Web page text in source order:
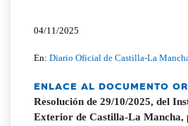
04/11/2025
En:Diario Oficial de Castilla-La
ENLACE AL DOCUMENTO
Resolución de 29/10/2025, del
Exterior de Castilla-La Mancha,